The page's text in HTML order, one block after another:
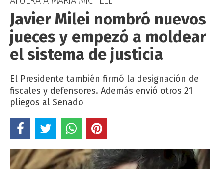
Javier Milei nombró nuevos
jueces y empezó a moldear
el sistema de justicia
El Presidente también firmó la designación de
fiscales y defensores. Además envió otros 21
pliegos al Senado